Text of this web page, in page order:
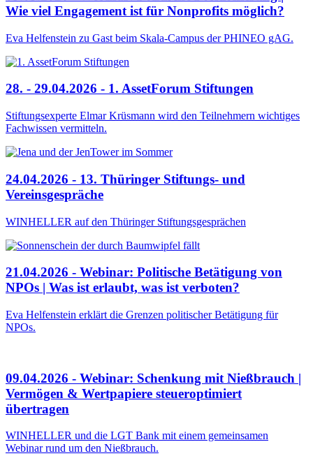
Wie viel Engagement ist für Nonprofits möglich?
Eva Helfenstein zu Gast beim Skala-Campus der PHINEO gAG.
28. - 29.04.2026 - 1. AssetForum Stiftungen
Stiftungsexperte Elmar Krüsmann wird den Teilnehmern wichtiges
Fachwissen vermitteln.
24.04.2026 - 13. Thüringer Stiftungs- und
Vereinsgespräche
WINHELLER auf den Thüringer Stiftungsgesprächen
21.04.2026 - Webinar: Politische Betätigung von
NPOs | Was ist erlaubt, was ist verboten?
Eva Helfenstein erklärt die Grenzen politischer Betätigung für
NPOs.
09.04.2026 - Webinar: Schenkung mit Nießbrauch |
Vermögen & Wertpapiere steueroptimiert
übertragen
WINHELLER und die LGT Bank mit einem gemeinsamen
Webinar rund um den Nießbrauch.